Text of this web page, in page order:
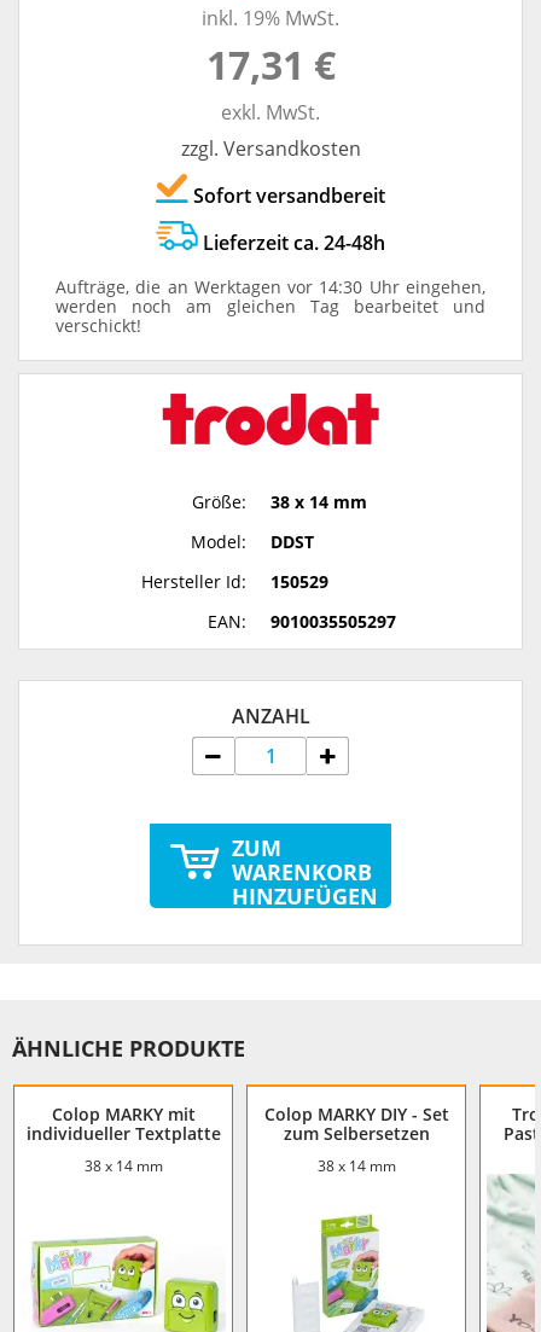
inkl. 19% MwSt.
17,31 €
exkl. MwSt.
zzgl. Versandkosten
Sofort versandbereit
Lieferzeit ca. 24-48h
Aufträge, die an Werktagen vor 14:30 Uhr eingehen,
werden noch am gleichen Tag bearbeitet und
verschickt!
Größe:
38 x 14 mm
Model:
DDST
Hersteller Id:
150529
EAN:
9010035505297
ANZAHL
ZUM
WARENKORB
HINZUFÜGEN
ÄHNLICHE PRODUKTE
Colop MARKY mit
individueller Textplatte
38 x 14 mm
Colop MARKY DIY - Set
zum Selbersetzen
38 x 14 mm